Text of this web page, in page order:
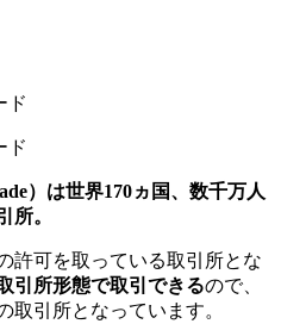
ド
ド
）は世界170ヵ国、数千万人
所。
許可を取っている取引所とな
引所形態で取引できるので、
取引所となっています。